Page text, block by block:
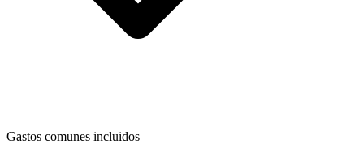
Gastos comunes incluidos